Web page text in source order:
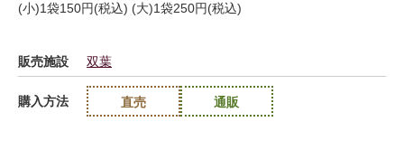
(小)1袋150円(税込) (大)1袋250円(税込)
販売施設 双葉
購入方法 直売 通販